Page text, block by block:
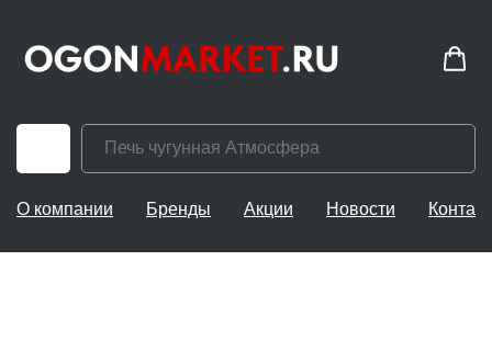
О компании Бренды Акции Новости